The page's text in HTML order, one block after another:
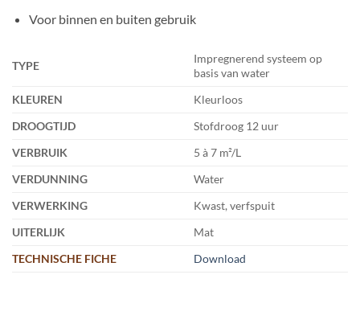
Voor binnen en buiten gebruik
TYPE
Impregnerend systeem op
basis van water
KLEUREN
Kleurloos
DROOGTIJD
Stofdroog 12 uur
VERBRUIK
5 à 7 m²/L
VERDUNNING
Water
VERWERKING
Kwast, verfspuit
UITERLIJK
Mat
TECHNISCHE FICHE
Download